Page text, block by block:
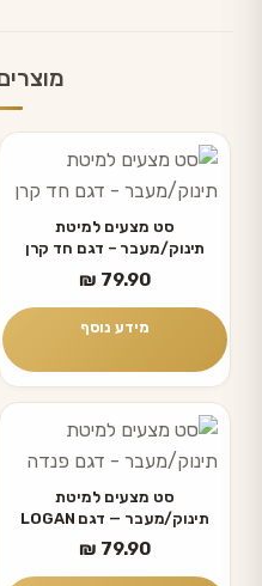
סט מצעים למיטת
תינוק/מעבר – דגם חד קרן
₪ 79.90
מידע נוסף
סט מצעים למיטת
תינוק/מעבר — דגם LOGAN
₪ 79.90